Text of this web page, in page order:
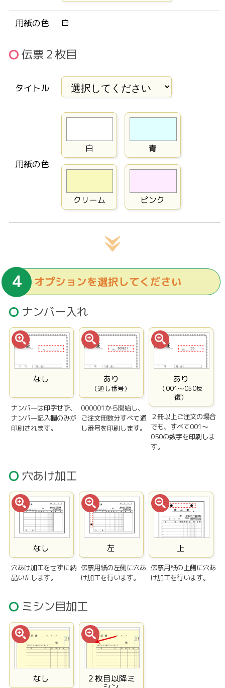
用紙の色 白
伝票２枚目
タイトル
用紙の色
白 青
クリーム ピンク
オプションを選択してください
ナンバー入れ
なし
ナンバーは印字せず、
ナンバー記入欄のみが
印刷されます。
あり
（通し番号）
000001から開始し、
ご注文冊数分すべて通
し番号を印刷します。
あり
（001〜050反
復）
２冊以上ご注文の場合
でも、すべて001〜
050の数字を印刷しま
す。
穴あけ加工
なし
穴あけ加工をせずに納
品いたします。
左
伝票用紙の左側に穴あ
け加工を行います。
上
伝票用紙の上側に穴あ
け加工を行います。
ミシン目加工
なし ２枚目以降ミ